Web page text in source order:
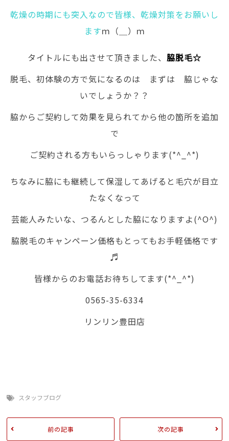
乾燥の時期にも突入なので皆様、乾燥対策をお願いし
ますｍ（＿）ｍ
タイトルにも出させて頂きました、 脇脱毛☆
脱毛、初体験の方で気になるのは まずは 脇じゃな
いでしょうか？？
脇からご契約して効果を見られてから他の箇所を追加
で
ご契約される方もいらっしゃります(*^_^*)
ちなみに脇にも継続して保湿してあげると毛穴が目立
たなくなって
芸能人みたいな、つるんとした脇になりますよ(^O^)
脇脱毛のキャンペーン価格もとってもお手軽価格です
♬
皆様からのお電話お待ちしてます(*^_^*)
0565-35-6334
リンリン豊田店
スタッフブログ
前の記事 次の記事